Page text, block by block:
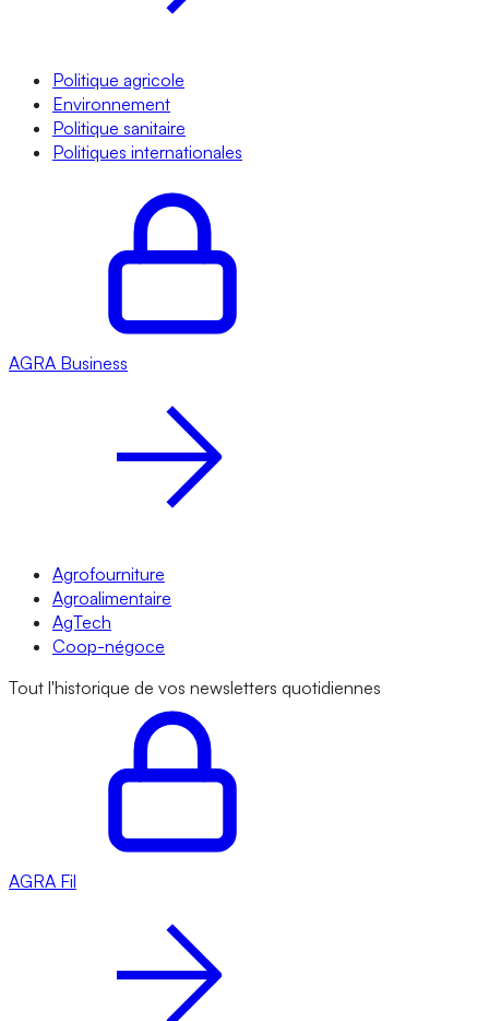
Politique agricole
Environnement
Politique sanitaire
Politiques internationales
AGRA Business
Agrofourniture
Agroalimentaire
AgTech
Coop-négoce
Tout l'historique de vos newsletters quotidiennes
AGRA Fil